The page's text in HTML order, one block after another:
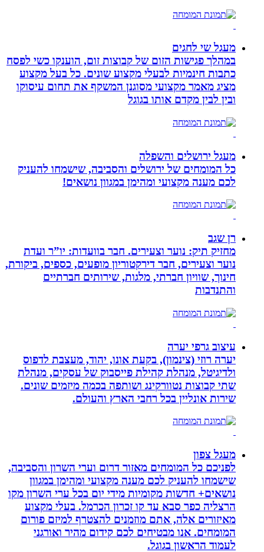
מעגל שי לחגים
במהלך פגישות הזום של קבוצות זום, הוענקו כשי לפסח
כתבות חינמיות לבעלי מקצוע שונים. כל בעל מקצוע
מציג מאמר מקצועי מסוגנן המשקף את תחום עיסוקו
ובין לבין מקדם אותו בגוגל
מעגל ירושלים והשפלה
כל המומחים של ירושלים והסביבה, שישמחו להעניק
לכם מענה מקצועי ומהימן במגוון נושאים!
רן שגב
מחזיק תיק: נוער וצעירים. חבר בוועדות: יו”ר ועדת
נוער וצעירים, חבר דירקטוריון מופעים, כספים, ביקורת,
חינוך, שוויון חברתי, מלגות, שירותים חברתיים
והתנדבות
עיצוב גרפי יערה
יערה רוזי (צינמון), בקעת אונו, יהוד, מעצבת לדפוס
ולדיגיטל, מנהלת קהילת פייסבוק של עסקים, מנהלת
שתי קבוצות נטוורקינג ושותפה בכמה מיזמים שונים.
שירות אונליין בכל רחבי הארץ והעולם.
מעגל צפון
לפניכם כל המומחים מאזור דרום וערי השרון והסביבה,
שישמחו להעניק לכם מענה מקצועי ומהימן במגוון
נושאים+ חדשות מקומיות מידי יום בכל ערי השרון מקו
הרצליה כפר סבא עד קו זכרון הכרמל. בעלי מקצוע
מאיזורים אלה, אתם מוזמנים להצטרף למיזם פורום
המומחים. אנו מבטיחים לכם קידום מהיר ואורגני
לעמוד הראשון בגוגל.